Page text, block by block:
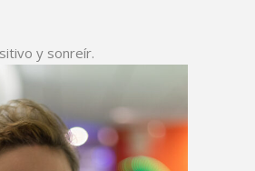
y sonreír.